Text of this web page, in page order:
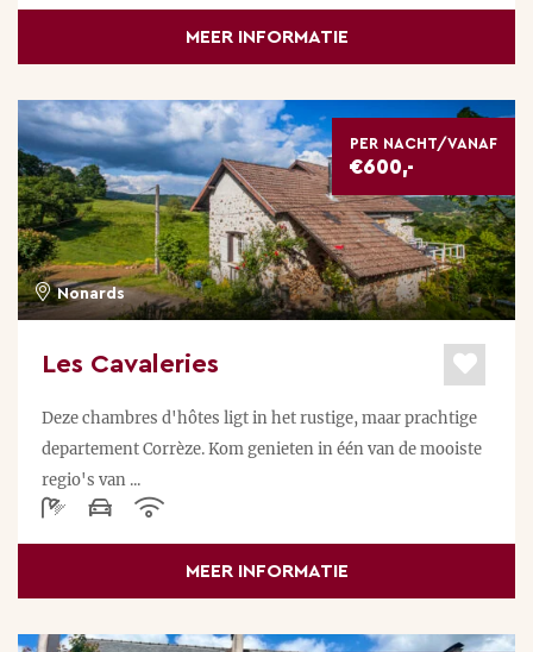
vinden. Hij heeft er zelfs boeken over geschreven.
Een halve dag of een hele dag op pad met deze
achter.
PAARDRIJDEN
In een dorpje genaamd Saint-Martin-Sepert is een
manege. De eigenaresse neemt je graag mee op een
stoere buitenrit door het typische Franse landschap.
GOLF
Op 1,5 uur rijden in zuidoostelijke richting ligt de
Mont d'Or, een gezellig skigebied. Zo kunt u heel
gemakkelijk van uw vakantie genieten in een rustig
MEER INFORMATIE
PER NACHT/VANAF
€600,-
Nonards
Les Cavaleries
Deze chambres d'hôtes ligt in het rustige, maar prachtige
departement Corrèze. Kom genieten in één van de mooiste
regio's van ...
MEER INFORMATIE